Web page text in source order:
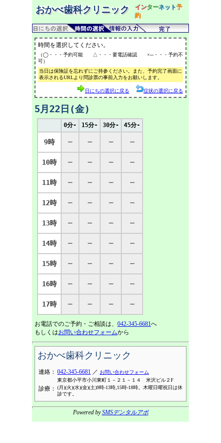
おかべ歯科クリニック インターネット予
約
時間を選択してください。
（◯・・・予約可能 △・・・要電話確認 ×─・・・予約不
可）
当日は保険証を忘れずにご持参ください。また、予約完了画面に
表示されるURLより問診票の事前入力をお願いします。
日にちの選択に戻る 症状の選択に戻る
5月22日(金)
0分- 15分- 30分- 45分-
9時 ─ ─ ─ ─
10時 ─ ─ ─ ─
11時 ─ ─ ─ ─
12時 ─ ─ ─ ─
13時 ─ ─ ─ ─
14時 ─ ─ ─ ─
15時 ─ ─ ─ ─
16時 ─ ─ ─ ─
17時 ─ ─ ─ ─
お電話でのご予約・ご相談は、 042-345-6681へ
もしくはお問い合わせフォームから
おかべ歯科クリニック
連絡： 042-345-6681 ／ お問い合わせフォーム
東京都小平市小川東町１－２１－１４ 米沢ビル２F
診療：
(月)(火)(水)(金)(土)9時-13時,15時-18時。木曜日曜祝日は休
診です。
Powered bySMSデンタルアポ